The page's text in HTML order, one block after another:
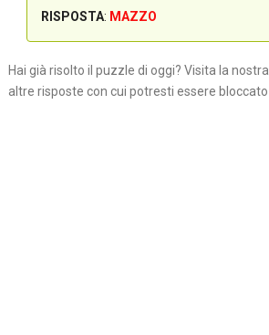
RISPOSTA: MAZZO
Hai già risolto il puzzle di oggi? Visita la nostra
altre risposte con cui potresti essere bloccato